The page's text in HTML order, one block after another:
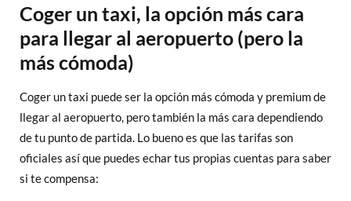
Coger un taxi, la opción más cara
para llegar al aeropuerto (pero la
más cómoda)
Coger un taxi puede ser la opción más cómoda y premium de
llegar al aeropuerto, pero también la más cara dependiendo
de tu punto de partida. Lo bueno es que las tarifas son
oficiales así que puedes echar tus propias cuentas para saber
si te compensa: